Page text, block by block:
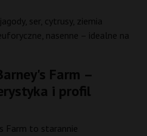
ser, cytrusy, ziemia
nasenne – idealne na
Farm –
i profil
Farm to starannie